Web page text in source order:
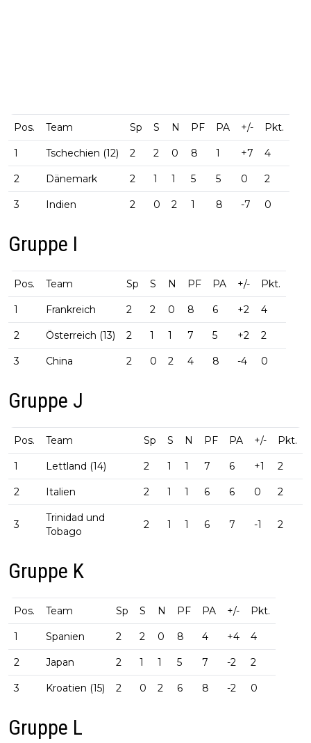
Pos. Team Sp S N PF PA +/- Pkt.
1 Tschechien (12) 2 2 0 8 1 +7 4
2 Dänemark 2 1 1 5 5 0 2
3 Indien 2 0 2 1 8 -7 0
Gruppe I
Pos. Team Sp S N PF PA +/- Pkt.
1 Frankreich 2 2 0 8 6 +2 4
2 Österreich (13) 2 1 1 7 5 +2 2
3 China 2 0 2 4 8 -4 0
Gruppe J
Pos. Team Sp S N PF PA +/- Pkt.
1 Lettland (14) 2 1 1 7 6 +1 2
2 Italien 2 1 1 6 6 0 2
3
Trinidad und
Tobago
2 1 1 6 7 -1 2
Gruppe K
Pos. Team Sp S N PF PA +/- Pkt.
1 Spanien 2 2 0 8 4 +4 4
2 Japan 2 1 1 5 7 -2 2
3 Kroatien (15) 2 0 2 6 8 -2 0
Gruppe L